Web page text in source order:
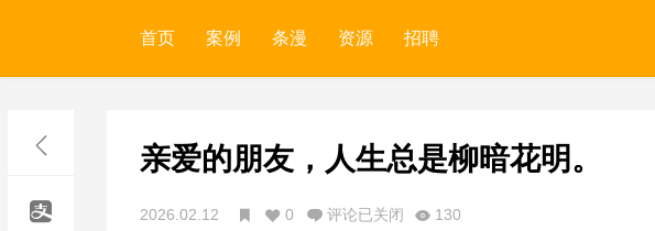
首页 案例 条漫 资源 招聘
亲爱的朋友，人生总是柳暗花明。
2026.02.12 0 评论已关闭 130